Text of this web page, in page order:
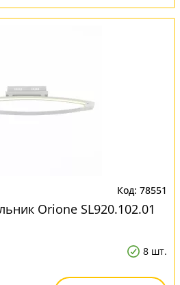
78551
Orione SL920.102.01
8 шт.